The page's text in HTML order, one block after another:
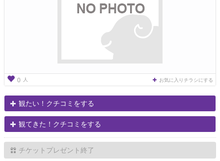
0 人 お気に入りチラシにする
観たい！クチコミをする
観てきた！クチコミをする
チケットプレゼント終了